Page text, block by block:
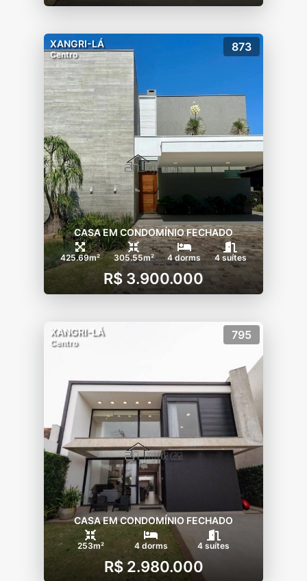
XANGRI-LÁ
Centro
873
CASA EM CONDOMÍNIO FECHADO
425.69m² 305.55m² 4 dorms 4 suítes
R$ 3.900.000
XANGRI-LÁ
Centro
795
CASA EM CONDOMÍNIO FECHADO
253m² 4 dorms 4 suítes
R$ 2.980.000